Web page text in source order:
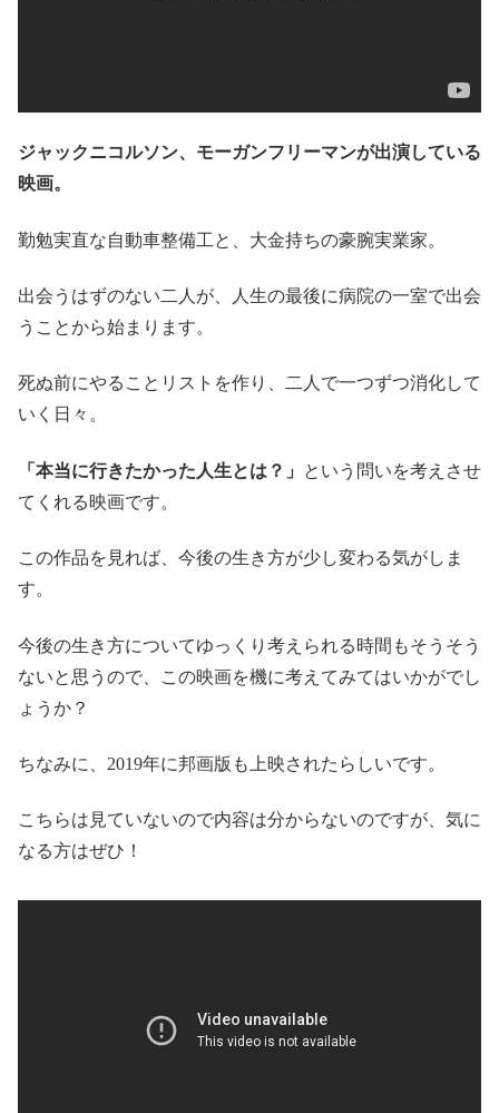
ジャックニコルソン、モーガンフリーマンが出演している
映画。
勤勉実直な自動車整備工と、大金持ちの豪腕実業家。
出会うはずのない二人が、人生の最後に病院の一室で出会
うことから始まります。
死ぬ前にやることリストを作り、二人で一つずつ消化して
いく日々。
「本当に行きたかった人生とは？」
という問いを考えさせ
てくれる映画です。
この作品を見れば、今後の生き方が少し変わる気がしま
す。
今後の生き方についてゆっくり考えられる時間もそうそう
ないと思うので、この映画を機に考えてみてはいかがでし
ょうか？
ちなみに、2019年に邦画版も上映されたらしいです。
こちらは見ていないので内容は分からないのですが、気に
なる方はぜひ！